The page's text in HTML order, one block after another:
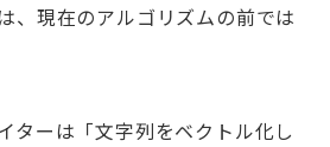
、現在のアルゴリズムの前では
ターは「文字列をベクトル化し